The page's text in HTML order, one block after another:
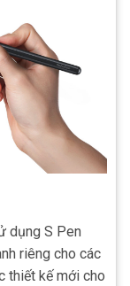
dụng S Pen
riêng cho các
thiết kế mới cho